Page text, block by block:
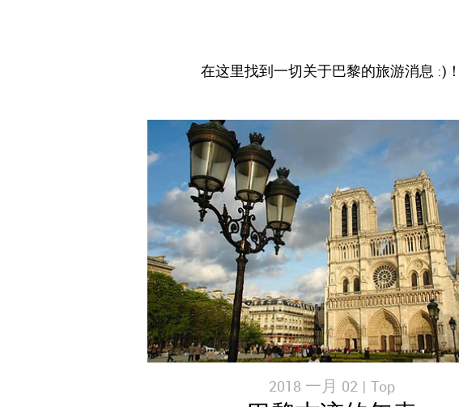
在这里找到一切关于巴黎的旅游消息 :)
2018 一月 02 | Top